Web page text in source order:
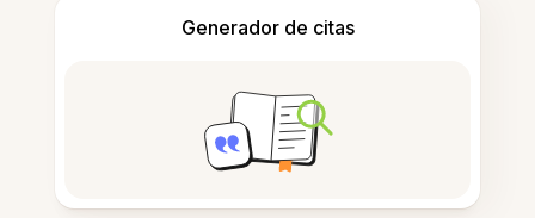
Generador de citas